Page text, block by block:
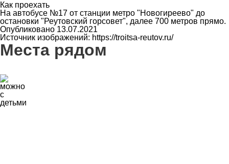
Как проехать
На автобусе №17 от станции метро "Новогиреево" до
остановки "Реутовский горсовет", далее 700 метров прямо.
Опубликовано 13.07.2021
Источник изображений: https://troitsa-reutov.ru/
Места рядом